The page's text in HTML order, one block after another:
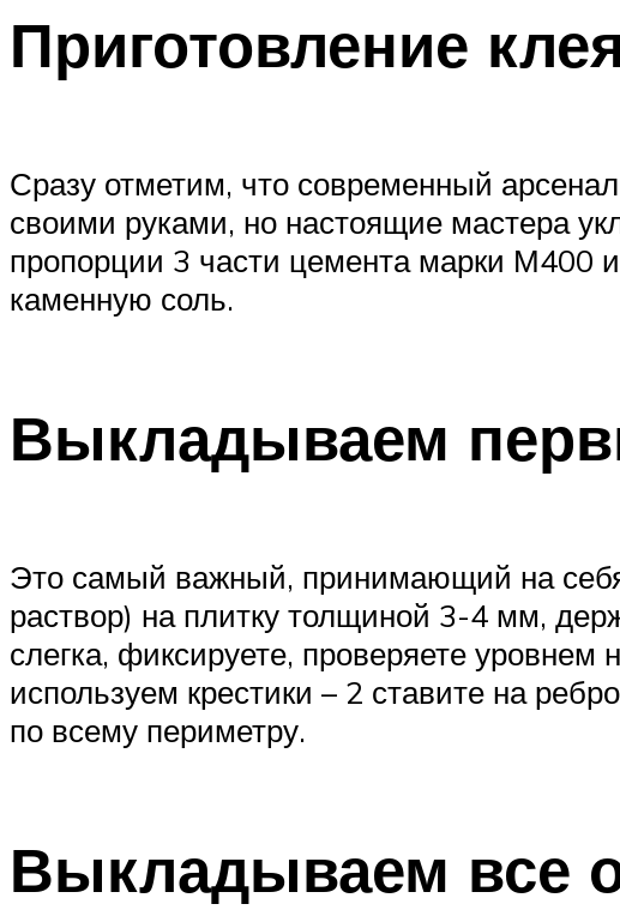
Приготовление
Сразу отметим, что современный
своими руками, но настоящие мастера
пропорции 3 части цемента марки М400
каменную соль.
Выкладываем
Это самый важный, принимающий на
раствор) на плитку толщиной 3-4 мм,
слегка, фиксируете, проверяете уровнем
используем крестики – 2 ставите на
по всему периметру.
Выкладываем все